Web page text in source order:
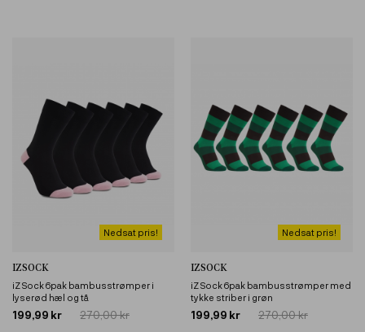
Nedsat pris!
IZSOCK
iZ Sock 6pak bambusstrømper i
lyserød hæl og tå
199,99 kr 270,00 kr
Nedsat pris!
IZSOCK
iZ Sock 6pak bambusstrømper med
tykke striber i grøn
199,99 kr 270,00 kr